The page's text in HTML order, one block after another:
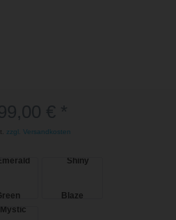
zzgl. Versandkosten